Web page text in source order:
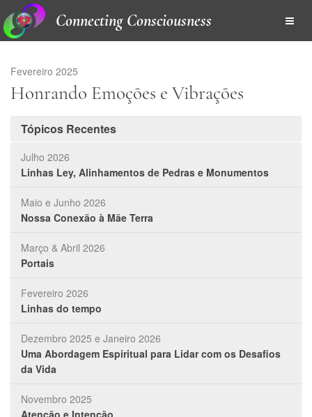
Connecting Consciousness
Fevereiro 2025
Honrando Emoções e Vibrações
Tópicos Recentes
Julho 2026
Linhas Ley, Alinhamentos de Pedras e Monumentos
Maio e Junho 2026
Nossa Conexão à Mãe Terra
Março & Abril 2026
Portais
Fevereiro 2026
Linhas do tempo
Dezembro 2025 e Janeiro 2026
Uma Abordagem Espiritual para Lidar com os Desafios
da Vida
Novembro 2025
Atenção e Intenção